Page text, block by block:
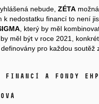
nebude, ZÉTA
k nedostatku financí to není
, který by měl
měl být v roce 2021,
pro každou soutěž
a Fondy